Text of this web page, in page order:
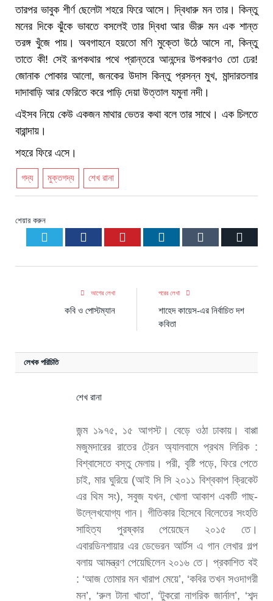
তারপর ভাবুক শীর্ণ ছেলেটা শহরে ফিরে আসে। দ্বিধারু মন তার। কিন্তু
মনের দিকে ঝুঁকে ভাবতে বসলেই তার দ্বিধা আর ভীরু মন এক শান্ত
তরঙ্গ খুঁজে পায়। অবগাহনে হয়তো মণি মুক্তো উঠে আসে না, কিন্তু
তাতে কী! সেই রূপকথার পথে প্রান্তরে আনন্দের উপকরণও তো ঢের!
জোনাক পোকার আলো, জনকের উদাস কিন্তু প্রসন্ন মুখ, মান্দারতলার
দাদাবাড়ি আর ফেরিতে করে পাড়ি দেয়া উত্তাল যমুনা নদী।
এইসব নিয়ে কেউ একজন মাথার ভেতর কথা বলে তার সাথে। এক চিলতে
বারান্দায়।
শহরে ফিরে এসে।
গদ্য মুক্তগদ্য শেখ রানা
শেয়ার করুন
Twitter Facebook Pinterest LinkedIn Tumblr
আগের লেখা
কবি ও পোস্টম্যান
পরের লেখা
শাহেদ কায়েস-এর নির্বাচিত দশ
কবিতা
লেখক পরিচিতি
শেখ রানা
জন্ম ১৯৭৫, ১৫ আগস্ট। বেড়ে ওঠা ঢাকায়। বাপ্পা
মজুমদারের রাতের ট্রেন অ্যালবামে প্রথম লিরিক :
বিশ্বাসেতে বস্তু মেলায়। পরী, বৃষ্টি পড়ে, ফিরে পেতে
চাই, মার ঘুরিয়ে (আই সি সি ২০১১ বিশ্বকাপ ক্রিকেট
এর থিম সং), সবুজ যখন, খোলা আকাশ একটি গাছ-
উল্লেখযোগ্য গান। গীতিকার হিসেবে বিলেতের সংহতি
সাহিত্য পুরষ্কার পেয়েছেন ২০১৫ তে।
এবারডিনশায়ার এর ডেভেরন আর্টস এ গান লেখার গল্প
বলায় আমন্ত্রণ পেয়েছিলেন ২০১৬ তে। প্রকাশিত বই
: ‘আজ তোমার মন খারাপ মেয়ে’, ‘কবির তখন সওদাগরী
মন’, ‘রুল টানা খাতা’, ‘টুকরো নাগরিক জার্নাল’, ‘শব্দ